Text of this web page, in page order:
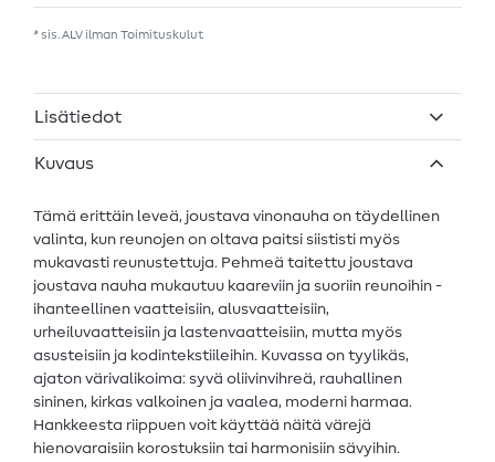
* sis. ALV ilman Toimituskulut
Lisätiedot
Kuvaus
Tämä erittäin leveä, joustava vinonauha on täydellinen
valinta, kun reunojen on oltava paitsi siististi myös
mukavasti reunustettuja. Pehmeä taitettu joustava
joustava nauha mukautuu kaareviin ja suoriin reunoihin -
ihanteellinen vaatteisiin, alusvaatteisiin,
urheiluvaatteisiin ja lastenvaatteisiin, mutta myös
asusteisiin ja kodintekstiileihin. Kuvassa on tyylikäs,
ajaton värivalikoima: syvä oliivinvihreä, rauhallinen
sininen, kirkas valkoinen ja vaalea, moderni harmaa.
Hankkeesta riippuen voit käyttää näitä värejä
hienovaraisiin korostuksiin tai harmonisiin sävyihin.